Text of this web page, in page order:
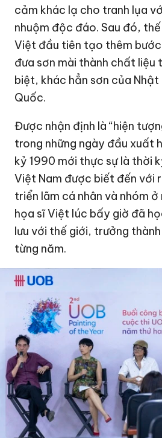
cảm khác lạ cho tranh lụa
nhuộm độc đáo. Sau đó,
Việt đầu tiên tạo thêm
đưa sơn mài thành chất liệu
biệt, khác hẳn sơn của Nhật
Quốc.
Được nhận định là “hiện
trong những ngày đầu xuất
kỷ 1990 mới thực sự là thời
Việt Nam được biết đến với
triển lãm cá nhân và nhóm
họa sĩ Việt lúc bấy giờ đã
lưu với thế giới, trưởng
từng năm.